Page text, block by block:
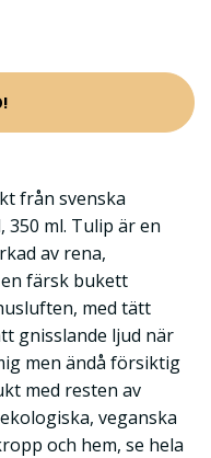
från svenska
350 ml. Tulip är en
av rena,
färsk bukett
med tätt
gnisslande ljud när
men ändå försiktig
med resten av
veganska
och hem, se hela